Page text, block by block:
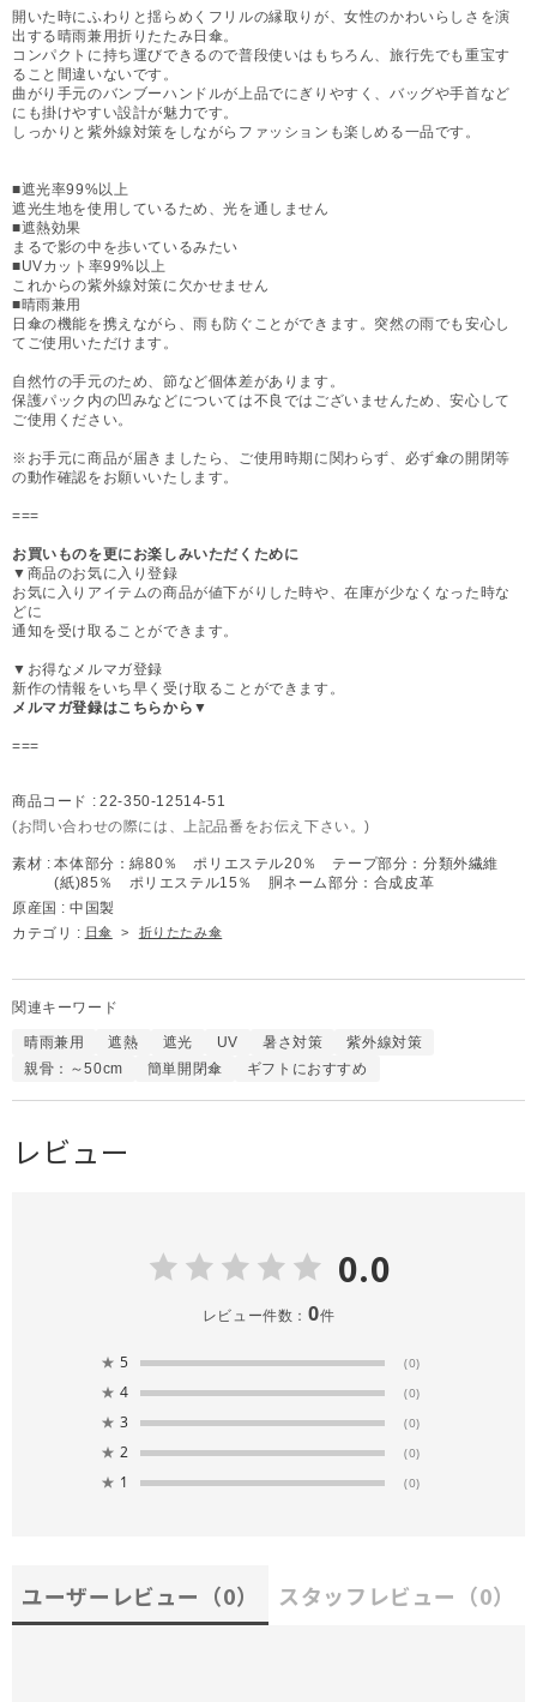
開いた時にふわりと揺らめくフリルの縁取りが、女性のかわいらしさを演
出する晴雨兼用折りたたみ日傘。
コンパクトに持ち運びできるので普段使いはもちろん、旅行先でも重宝す
ること間違いないです。
曲がり手元のバンブーハンドルが上品でにぎりやすく、バッグや手首など
にも掛けやすい設計が魅力です。
しっかりと紫外線対策をしながらファッションも楽しめる一品です。
■遮光率99%以上
遮光生地を使用しているため、光を通しません
■遮熱効果
まるで影の中を歩いているみたい
■UVカット率99%以上
これからの紫外線対策に欠かせません
■晴雨兼用
日傘の機能を携えながら、雨も防ぐことができます。突然の雨でも安心し
てご使用いただけます。
自然竹の手元のため、節など個体差があります。
保護パック内の凹みなどについては不良ではございませんため、安心して
ご使用ください。
※お手元に商品が届きましたら、ご使用時期に関わらず、必ず傘の開閉等
の動作確認をお願いいたします。
===
お買いものを更にお楽しみいただくために
▼商品のお気に入り登録
お気に入りアイテムの商品が値下がりした時や、在庫が少なくなった時な
どに
通知を受け取ることができます。
▼お得なメルマガ登録
新作の情報をいち早く受け取ることができます。
メルマガ登録はこちらから▼
===
商品コード : 22-350-12514-51
(お問い合わせの際には、上記品番をお伝え下さい。)
素材 : 本体部分：綿80％ ポリエステル20％ テープ部分：分類外繊維
(紙)85％ ポリエステル15％ 胴ネーム部分：合成皮革
原産国 : 中国製
カテゴリ : 日傘 > 折りたたみ傘
関連キーワード
晴雨兼用 遮熱 遮光 UV 暑さ対策
紫外線対策
親骨：～50cm
簡単開閉傘 ギフトにおすすめ
レビュー
0.0
レビュー件数： 0件
★ 5 (0)
★ 4 (0)
★ 3 (0)
★ 2 (0)
★ 1 (0)
ユーザーレビュー （0） スタッフレビュー （0）